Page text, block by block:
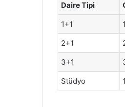
Daire Tipi
1+1 1
2+1
3+1
Stüdyo 1